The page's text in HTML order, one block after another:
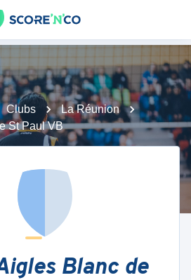
Clubs
La Réunion
St Paul VB
Blanc de